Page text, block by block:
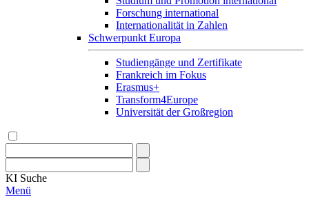
Forschung international
Internationalität in Zahlen
Schwerpunkt Europa
Studiengänge und Zertifikate
Frankreich im Fokus
Erasmus+
Transform4Europe
Universität der Großregion
KI Suche
Menü